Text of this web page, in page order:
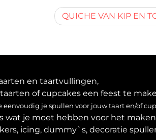
QUICHE VAN KIP EN
en taartvullingen,
of cupcakes een feest te
je spullen voor jouw taart en/of
je moet hebben voor het
icing, dummy`s, decoratie